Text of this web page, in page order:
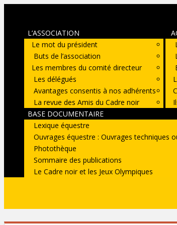
L’ASSOCIATION
Le mot du président
Buts de l’association
Les membres du comité directeur
Les délégués
Avantages consentis à nos adhérents
La revue des Amis du Cadre noir
BASE DOCUMENTAIRE
Lexique équestre
Ouvrages équestre : Ouvrages techniques
Photothèque
Sommaire des publications
Le Cadre noir et les Jeux Olympiques